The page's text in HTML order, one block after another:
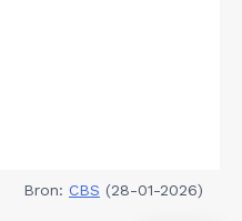
Bron: CBS (28-01-2026)